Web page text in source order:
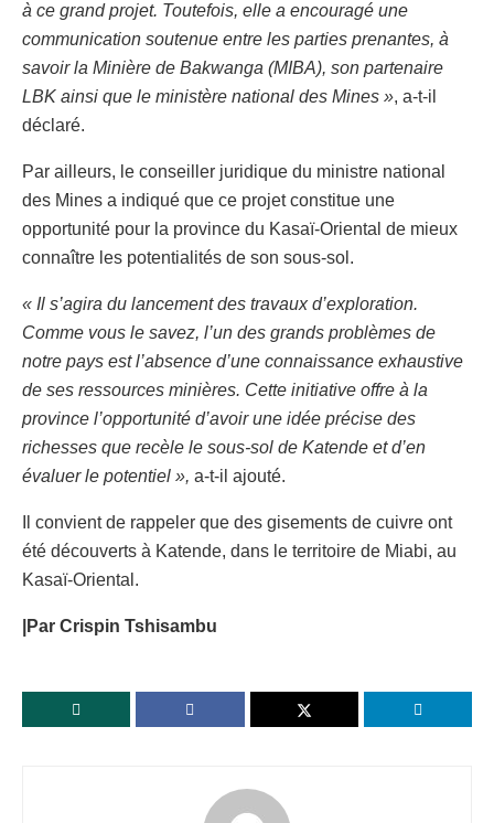
à ce grand projet. Toutefois, elle a encouragé une
communication soutenue entre les parties prenantes, à
savoir la Minière de Bakwanga (MIBA), son partenaire
LBK ainsi que le ministère national des Mines », a-t-il
déclaré.
Par ailleurs, le conseiller juridique du ministre national
des Mines a indiqué que ce projet constitue une
opportunité pour la province du Kasaï-Oriental de mieux
connaître les potentialités de son sous-sol.
« Il s’agira du lancement des travaux d’exploration.
Comme vous le savez, l’un des grands problèmes de
notre pays est l’absence d’une connaissance exhaustive
de ses ressources minières. Cette initiative offre à la
province l’opportunité d’avoir une idée précise des
richesses que recèle le sous-sol de Katende et d’en
évaluer le potentiel », a-t-il ajouté.
Il convient de rappeler que des gisements de cuivre ont
été découverts à Katende, dans le territoire de Miabi, au
Kasaï-Oriental.
|Par Crispin Tshisambu